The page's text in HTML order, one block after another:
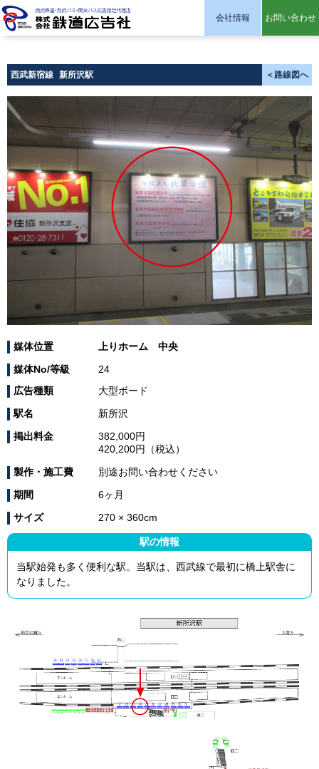
会社情報 お問い合わせ
西武新宿線 新所沢駅 ＜路線図へ
媒体位置
上りホーム 中央
媒体No/等級
24
広告種類
大型ボード
駅名
新所沢
掲出料金
382,000円
420,200円（税込）
製作・施工費
別途お問い合わせください
期間
6ヶ月
サイズ
270 × 360cm
駅の情報
当駅始発も多く便利な駅。当駅は、西武線で最初に橋上駅舎に
なりました。